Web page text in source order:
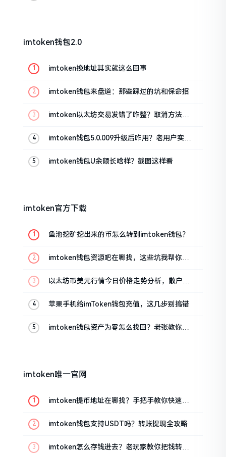
imtoken钱包2.0
imtoken换地址其实就这么回事
imtoken钱包来盘道：那些踩过的坑和保命招
imtoken以太坊交易发错了咋整？取消方法告
imtoken钱包5.0.009升级后咋用？老用户实测
imtoken钱包U余额长啥样？截图这样看
imtoken官方下载
鱼池挖矿挖出来的币怎么转到imtoken钱包？
imtoken钱包资源吧在哪找，这些坑我帮你趟
以太坊币美元行情今日价格走势分析，散户如
苹果手机给imToken钱包充值，这几步别搞错
imtoken钱包资产为零怎么找回？老张教你几
imtoken唯一官网
imtoken提币地址在哪找？手把手教你快速查
imtoken钱包支持USDT吗？转账提现全攻略
imtoken怎么存钱进去？老玩家教你把钱转进